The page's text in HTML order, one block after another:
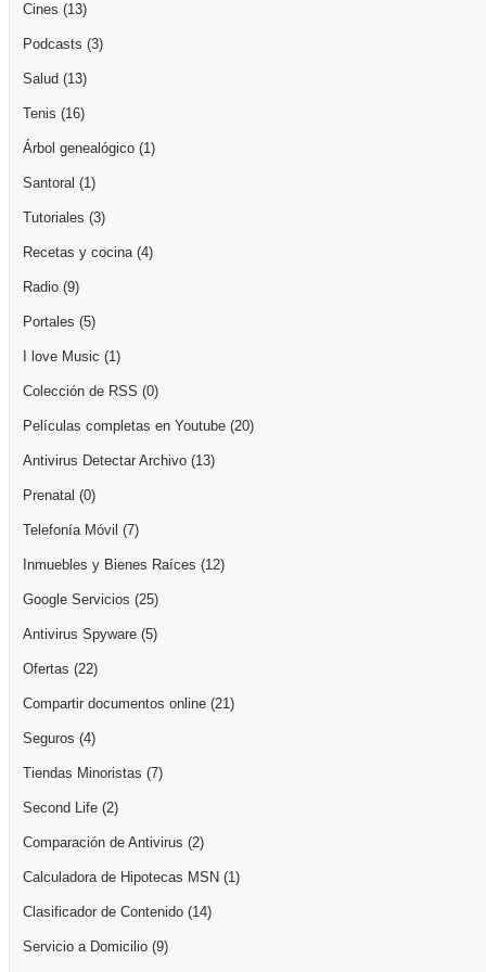
Cines (13)
Podcasts (3)
Salud (13)
Tenis (16)
Árbol genealógico (1)
Santoral (1)
Tutoriales (3)
Recetas y cocina(4)
Radio (9)
Portales (5)
I love Music (1)
Colección de RSS (0)
Películas completas en Youtube (20)
Antivirus Detectar Archivo (13)
Prenatal (0)
Telefonía Móvil (7)
Inmuebles y Bienes Raíces (12)
Google Servicios (25)
Antivirus Spyware (5)
Ofertas (22)
Compartir documentos online (21)
Seguros (4)
Tiendas Minoristas (7)
Second Life (2)
Comparación de Antivirus (2)
Calculadora de Hipotecas MSN (1)
Clasificador de Contenido (14)
Servicio a Domicilio (9)